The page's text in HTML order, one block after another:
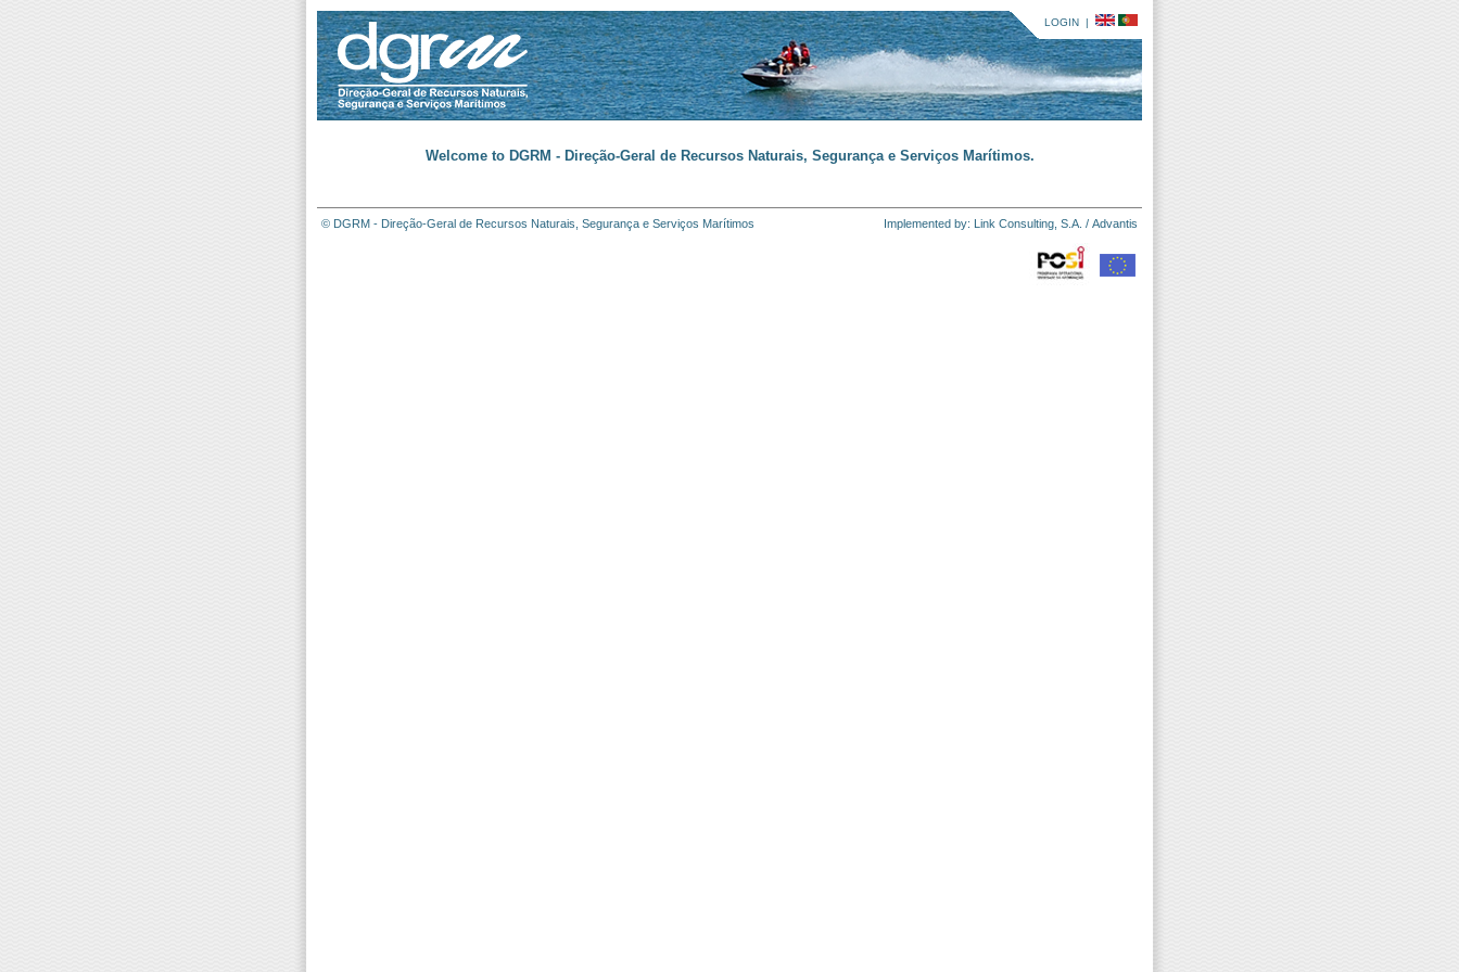
LOGIN |
Welcome to DGRM - Direção-Geral de Recursos Naturais, Segurança e Serviços Marítimos.
© DGRM - Direção-Geral de Recursos Naturais, Segurança e Serviços Marítimos Implemented by: Link Consulting, S.A. / Advantis